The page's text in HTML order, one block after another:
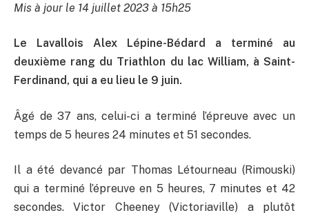
Mis à jour le 14 juillet 2023 à 15h25
Le Lavallois Alex Lépine-Bédard a terminé au
deuxième rang du Triathlon du lac William, à Saint-
Ferdinand, qui a eu lieu le 9 juin.
Âgé de 37 ans, celui-ci a terminé l’épreuve avec un
temps de 5 heures 24 minutes et 51 secondes.
Il a été devancé par Thomas Létourneau (Rimouski)
qui a terminé l’épreuve en 5 heures, 7 minutes et 42
secondes. Victor Cheeney (Victoriaville) a plutôt